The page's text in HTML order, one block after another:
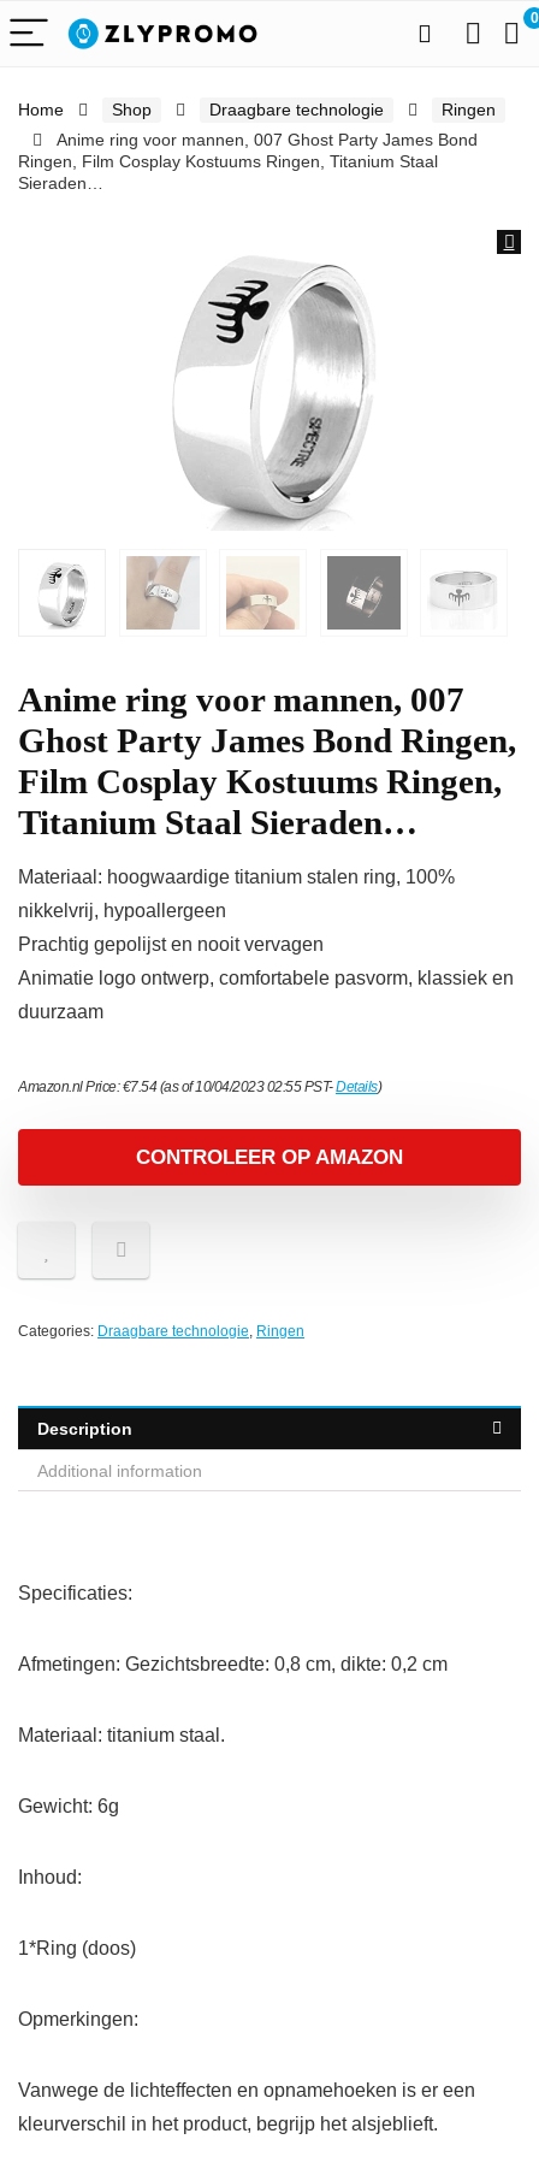
0
Home Shop Draagbare technologie
Ringen
Anime ring voor mannen, 007 Ghost Party James Bond
Ringen, Film Cosplay Kostuums Ringen, Titanium Staal
Sieraden…
Anime ring voor mannen, 007
Ghost Party James Bond Ringen,
Film Cosplay Kostuums Ringen,
Titanium Staal Sieraden…
Materiaal: hoogwaardige titanium stalen ring, 100%
nikkelvrij, hypoallergeen
Prachtig gepolijst en nooit vervagen
Animatie logo ontwerp, comfortabele pasvorm, klassiek en
duurzaam
Amazon.nl Price:€7.54(as of 10/04/2023 02:55 PST-Details)
CONTROLEER OP AMAZON
Categories: Draagbare technologie, Ringen
Description
Additional information
Specificaties:
Afmetingen: Gezichtsbreedte: 0,8 cm, dikte: 0,2 cm
Materiaal: titanium staal.
Gewicht: 6g
Inhoud:
1*Ring (doos)
Opmerkingen:
Vanwege de lichteffecten en opnamehoeken is er een
kleurverschil in het product, begrijp het alsjeblieft.